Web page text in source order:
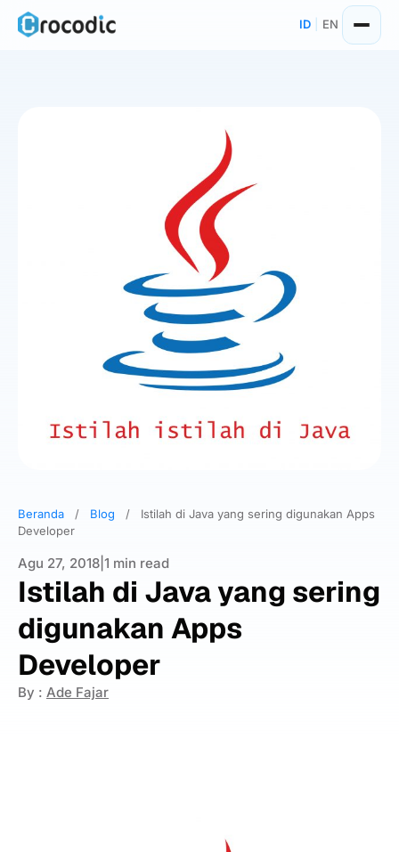
Skip
ID EN
Beranda / Blog /
Istilah di Java yang sering digunakan Apps
Developer
Agu 27, 2018 1 min read
Istilah di Java yang sering
digunakan Apps
Developer
By : Ade Fajar